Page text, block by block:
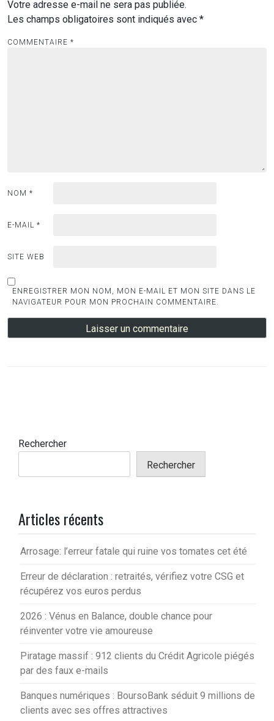
Votre adresse e-mail ne sera pas publiée.
Les champs obligatoires sont indiqués avec *
COMMENTAIRE *
NOM *
E-MAIL *
SITE WEB
ENREGISTRER MON NOM, MON E-MAIL ET MON SITE DANS LE
NAVIGATEUR POUR MON PROCHAIN COMMENTAIRE.
Rechercher
Rechercher
Articles récents
Arrosage: l’erreur fatale qui ruine vos tomates cet été
Erreur de déclaration : retraités, vérifiez votre CSG et
récupérez vos euros perdus
2026 : Vénus en Balance, double chance pour
réinventer votre vie amoureuse
Piratage massif : 912 clients du Crédit Agricole piégés
par des faux e-mails
Banques numériques : BoursoBank séduit 9 millions de
clients avec ses offres attractives